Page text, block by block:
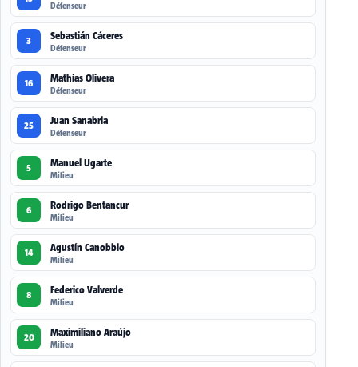
Défenseur
3 Sebastián Cáceres
Défenseur
16 Mathías Olivera
Défenseur
25 Juan Sanabria
Défenseur
5 Manuel Ugarte
Milieu
6 Rodrigo Bentancur
Milieu
14 Agustín Canobbio
Milieu
8 Federico Valverde
Milieu
20 Maximiliano Araújo
Milieu